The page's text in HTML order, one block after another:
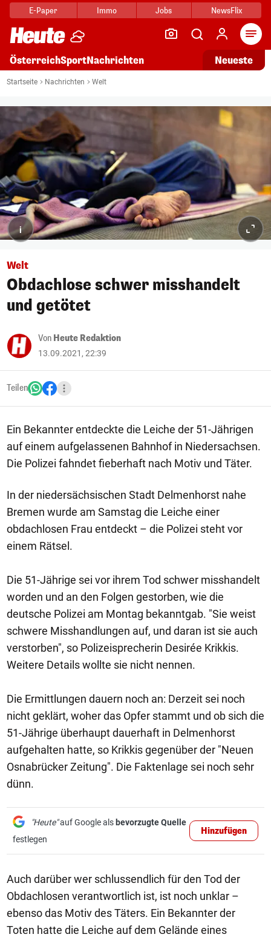
E-Paper Immo Jobs NewsFlix
ÖsterreichSportNachrichten Neueste
Startseite Nachrichten Welt
i
Welt
Obdachlose schwer misshandelt
und getötet
Von Heute Redaktion
13.09.2021, 22:39
Teilen
Ein Bekannter entdeckte die Leiche der 51-Jährigen
auf einem aufgelassenen Bahnhof in Niedersachsen.
Die Polizei fahndet fieberhaft nach Motiv und Täter.
In der niedersächsischen Stadt Delmenhorst nahe
Bremen wurde am Samstag die Leiche einer
obdachlosen Frau entdeckt – die Polizei steht vor
einem Rätsel.
Die 51-Jährige sei vor ihrem Tod schwer misshandelt
worden und an den Folgen gestorben, wie die
deutsche Polizei am Montag bekanntgab. "Sie weist
schwere Misshandlungen auf, und daran ist sie auch
verstorben", so Polizeisprecherin Desirée Krikkis.
Weitere Details wollte sie nicht nennen.
Die Ermittlungen dauern noch an: Derzeit sei noch
nicht geklärt, woher das Opfer stammt und ob sich die
51-Jährige überhaupt dauerhaft in Delmenhorst
aufgehalten hatte, so Krikkis gegenüber der "Neuen
Osnabrücker Zeitung". Die Faktenlage sei noch sehr
dünn.
"Heute"auf Google als bevorzugte Quelle
festlegen
Hinzufügen
Auch darüber wer schlussendlich für den Tod der
Obdachlosen verantwortlich ist, ist noch unklar –
ebenso das Motiv des Täters. Ein Bekannter der
Toten hatte die Leiche auf dem Gelände eines